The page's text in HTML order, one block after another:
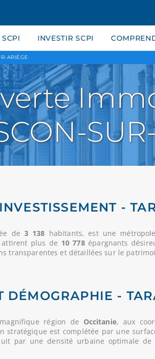
INVESTIR SCPI
ARIÈGE
-
de 3 138 habitants, est une
attirent plus de 10 778épargnants
transparentes et détaillées sur le
DÉMOGRAPHIE -
magnifique région de Occitanie, aux
stratégique est complétée par une
par une densité urbaine optimale de